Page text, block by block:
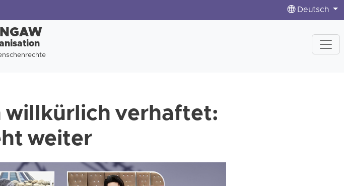
Deutsch
willkürlich verhaftet:
weiter